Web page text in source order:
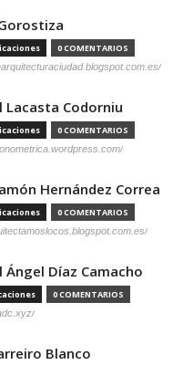
0 COMENTARIOS
Lacasta Codorniu
0 COMENTARIOS
Hernández Correa
0 COMENTARIOS
Ángel Díaz Camacho
0 COMENTARIOS
Blanco